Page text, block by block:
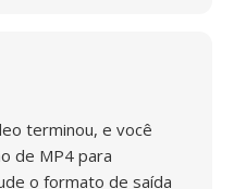
terminou, e você
de MP4 para
o formato de saída